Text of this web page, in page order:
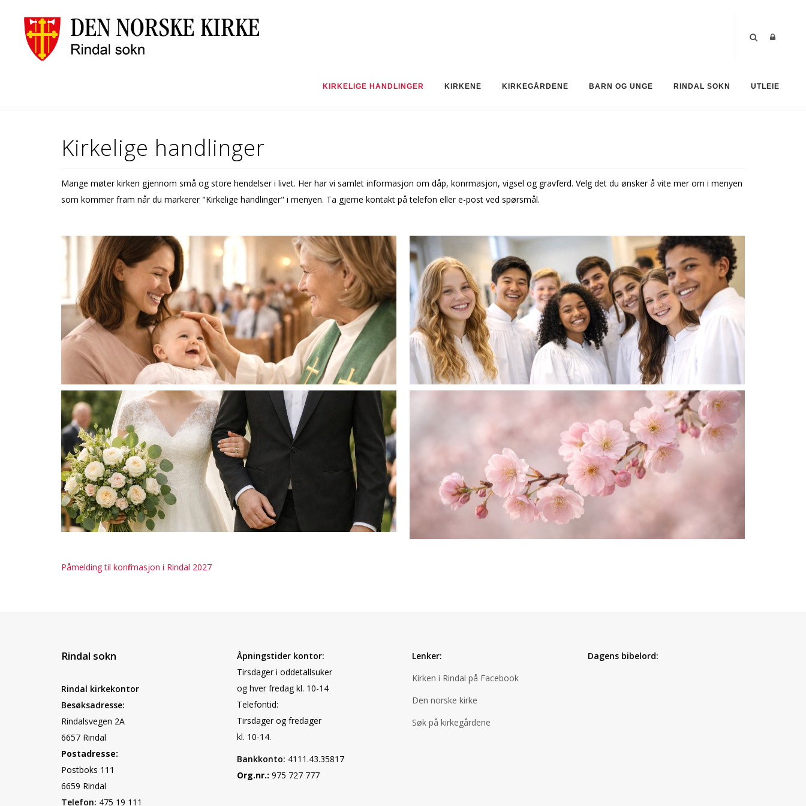
KIRKELIGE HANDLINGER KIRKENE KIRKEGÅRDENE BARN OG UNGE RINDAL SOKN UTLEIE
Kirkelige handlinger
Mange møter kirken gjennom små og store hendelser i livet. Her har vi samlet informasjon om dåp, konfirmasjon, vigsel og gravferd. Velg det du ønsker å vite mer om i menyen
som kommer fram når du markerer "Kirkelige handlinger" i menyen. Ta gjerne kontakt på telefon eller e-post ved spørsmål.
Påmelding til konfirmasjon i Rindal 2027
Rindal sokn
Rindal kirkekontor
Besøksadresse:
Rindalsvegen 2A
6657 Rindal
Postadresse:
Postboks 111
6659 Rindal
Telefon: 475 19 111
Åpningstider kontor:
Tirsdager i oddetallsuker
og hver fredag kl. 10-14
Telefontid:
Tirsdager og fredager
kl. 10-14.
Bankkonto: 4111.43.35817
Org.nr.: 975 727 777
Lenker:
Kirken i Rindal på Facebook
Den norske kirke
Søk på kirkegårdene
Dagens bibelord: